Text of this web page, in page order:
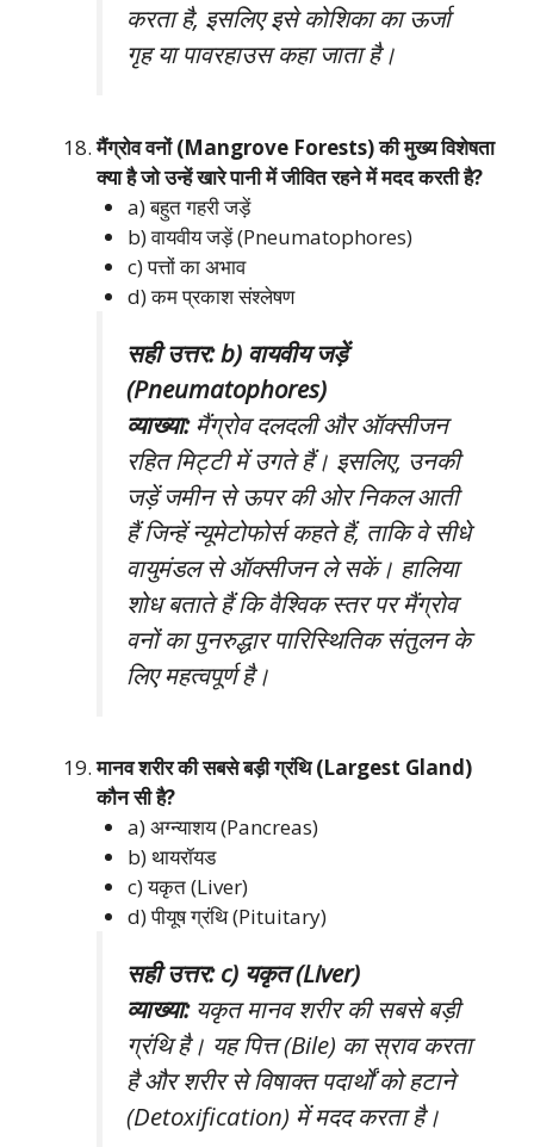
करता है, इसलिए इसे कोशिका का ऊर्जा
गृह या पावरहाउस कहा जाता है।
मैंग्रोव वनों (Mangrove Forests) की मुख्य विशेषता
क्या है जो उन्हें खारे पानी में जीवित रहने में मदद करती है?
a) बहुत गहरी जड़ें
b) वायवीय जड़ें (Pneumatophores)
c) पत्तों का अभाव
d) कम प्रकाश संश्लेषण
सही उत्तर: b) वायवीय जड़ें
(Pneumatophores)
व्याख्या:मैंग्रोव दलदली और ऑक्सीजन
रहित मिट्टी में उगते हैं। इसलिए, उनकी
जड़ें जमीन से ऊपर की ओर निकल आती
हैं जिन्हें न्यूमेटोफोर्स कहते हैं, ताकि वे सीधे
वायुमंडल से ऑक्सीजन ले सकें। हालिया
शोध बताते हैं कि वैश्विक स्तर पर मैंग्रोव
वनों का पुनरुद्धार पारिस्थितिक संतुलन के
लिए महत्वपूर्ण है।
मानव शरीर की सबसे बड़ी ग्रंथि (Largest Gland)
कौन सी है?
a) अग्न्याशय (Pancreas)
b) थायरॉयड
c) यकृत (Liver)
d) पीयूष ग्रंथि (Pituitary)
सही उत्तर: c) यकृत (Liver)
व्याख्या:यकृत मानव शरीर की सबसे बड़ी
ग्रंथि है। यह पित्त (Bile) का स्राव करता
है और शरीर से विषाक्त पदार्थों को हटाने
(Detoxification) में मदद करता है।